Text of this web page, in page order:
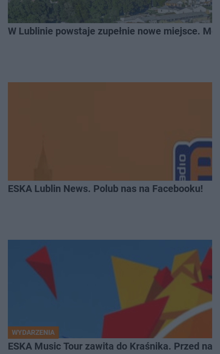
W Lublinie powstaje zupełnie nowe miejsce.
ESKA Lublin News. Polub nas na Facebooku!
WYDARZENIA
ESKA Music Tour zawita do Kraśnika. Przed